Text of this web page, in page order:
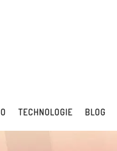
TECHNOLOGIE BLOG